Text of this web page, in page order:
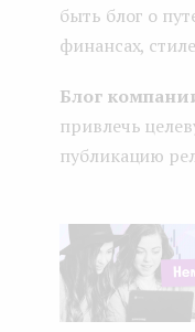
быть блог о
финансах,
Блог
привлечь
публикацию